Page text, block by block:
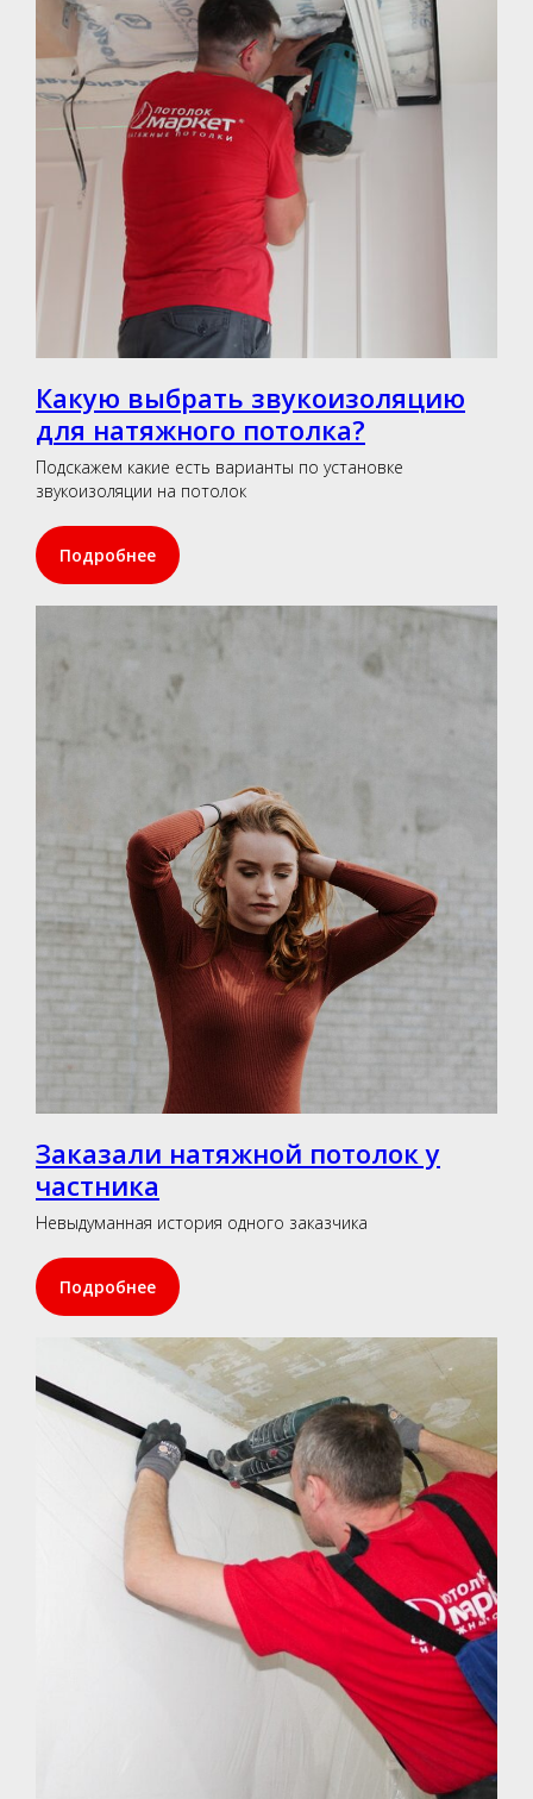
Какую выбрать звукоизоляцию
для натяжного потолка?
Подскажем какие есть варианты по установке
звукоизоляции на потолок
Подробнее
Заказали натяжной потолок у
частника
Невыдуманная история одного заказчика
Подробнее